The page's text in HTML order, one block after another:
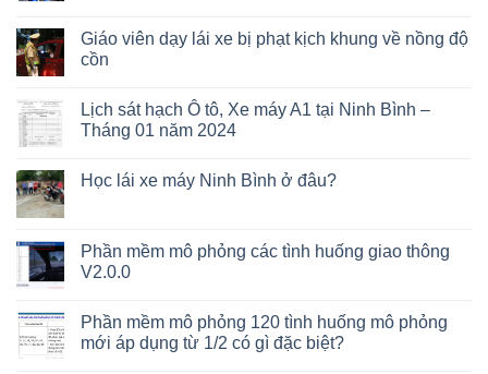
Giáo viên dạy lái xe bị phạt kịch khung về nồng độ
cồn
Lịch sát hạch Ô tô, Xe máy A1 tại Ninh Bình –
Tháng 01 năm 2024
Học lái xe máy Ninh Bình ở đâu?
Phần mềm mô phỏng các tình huống giao thông
V2.0.0
Phần mềm mô phỏng 120 tình huống mô phỏng
mới áp dụng từ 1/2 có gì đặc biệt?